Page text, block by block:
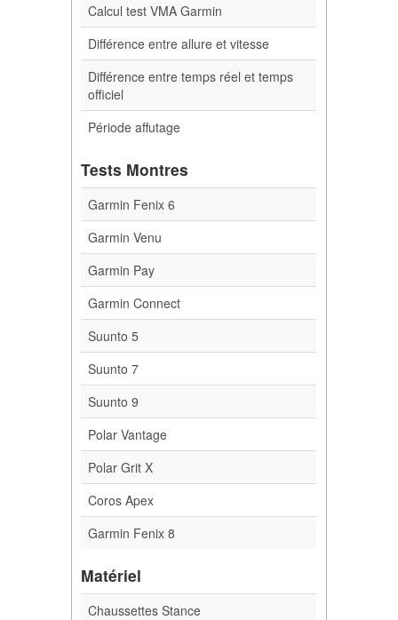
Calcul test VMA Garmin
Différence entre allure et vitesse
Différence entre temps réel et temps
officiel
Période affutage
Tests Montres
Garmin Fenix 6
Garmin Venu
Garmin Pay
Garmin Connect
Suunto 5
Suunto 7
Suunto 9
Polar Vantage
Polar Grit X
Coros Apex
Garmin Fenix 8
Matériel
Chaussettes Stance